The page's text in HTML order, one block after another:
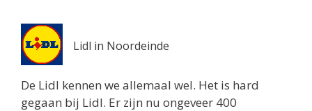
Lidl in Noordeinde
De Lidl kennen we allemaal wel. Het is hard
gegaan bij Lidl. Er zijn nu ongeveer 400